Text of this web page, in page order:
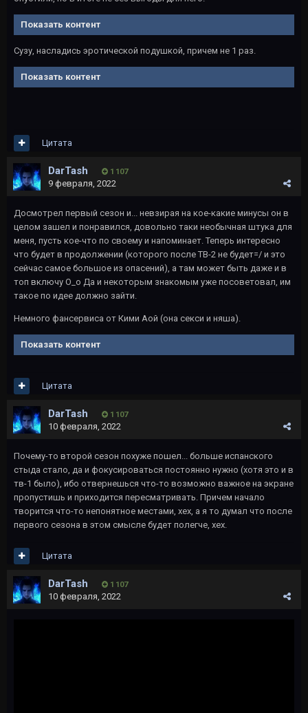
Показать контент
Сузу, насладись эротической подушкой, причем не 1 раз.
Показать контент
Цитата
DarTash 1 107
9 февраля, 2022
Досмотрел первый сезон и... невзирая на кое-какие минусы он в
целом зашел и понравился, довольно таки необычная штука для
меня, пусть кое-что по своему и напоминает. Теперь интересно
что будет в продолжении (которого после ТВ-2 не будет=/ и это
сейчас самое большое из опасений), а там может быть даже и в
топ включу О_о Да и некоторым знакомым уже посоветовал, им
такое по идее должно зайти.
Немного фансервиса от Кими Аой (она секси и няша).
Показать контент
Цитата
DarTash 1 107
10 февраля, 2022
Почему-то второй сезон похуже пошел... больше испанского
стыда стало, да и фокусироваться постоянно нужно (хотя это и в
тв-1 было), ибо отвернешься что-то возможно важное на экране
пропустишь и приходится пересматривать. Причем начало
творится что-то непонятное местами, хех, а я то думал что после
первого сезона в этом смысле будет полегче, хех.
Цитата
DarTash 1 107
10 февраля, 2022